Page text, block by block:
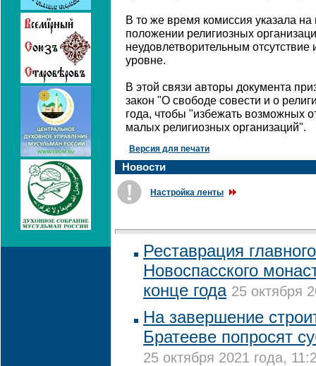
В то же время комиссия указала
положении религиозных
неудовлетворительным
уровне.
В этой связи авторы документа
закон "О свободе совести и о
года, чтобы "избежать возможных
малых религиозных организаций".
Версия для печати
Новости
Настройка ленты
Реставрация
Новоспасского
конце года 25 октября
На завершение
Братееве попросят
25 октября 2021 года,